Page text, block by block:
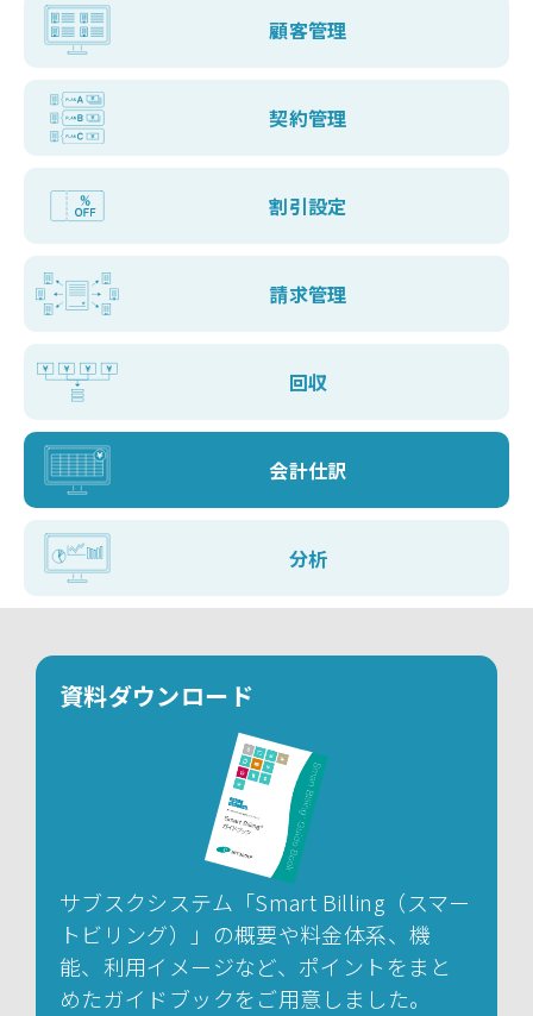
顧客管理
契約管理
割引設定
請求管理
回収
会計仕訳
分析
資料ダウンロード
サブスクシステム「Smart Billing（スマー
トビリング）」の概要や料金体系、機
能、利用イメージなど、ポイントをまと
めたガイドブックをご用意しました。